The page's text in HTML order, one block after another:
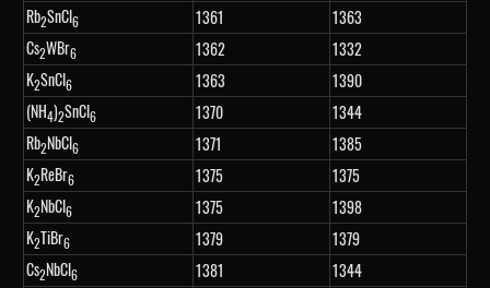
Rb2SnCl6 1361
1363
Cs2WBr6 1362
1332
K2SnCl6 1363
1390
(NH4)2SnCl6 1370
1344
Rb2NbCl6 1371
1385
K2ReBr6 1375
1375
K2NbCl6 1375
1398
K2TiBr6 1379
1379
Cs2NbCl6 1381
1344